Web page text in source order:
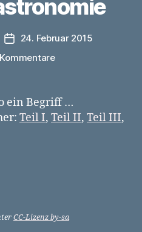
Veröffentlichungsdatum
24. Februar 2015
zu
Chroniken
–
ein Begriff …
Teil I, Teil II, Teil III,
CC-Lizenz by-sa